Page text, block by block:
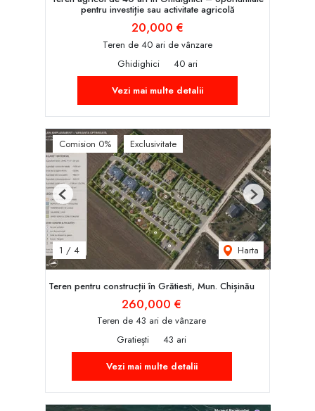
pentru investiție sau activitate agricolă
20,000 €
Teren de 40 ari de vânzare
Ghidighici
40 ari
Vezi mai multe detalii
Comision 0% Exclusivitate
1 / 4 Harta
Previous Next
Teren pentru construcții în Grătiesti, Mun. Chișinău
260,000 €
Teren de 43 ari de vânzare
Gratiești
43 ari
Vezi mai multe detalii